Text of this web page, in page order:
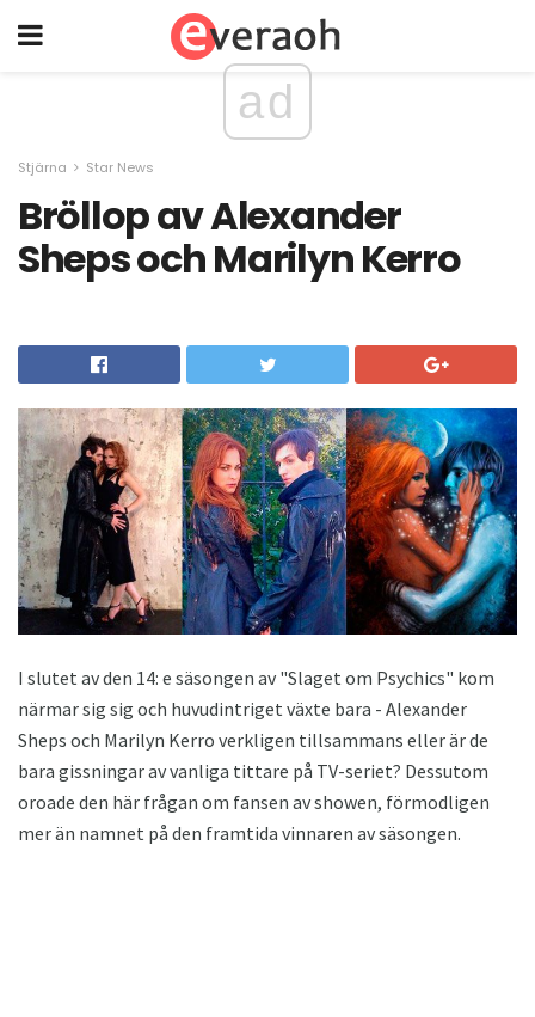
ad
Stjärna Star News
Bröllop av Alexander
Sheps och Marilyn Kerro
I slutet av den 14: e säsongen av "Slaget om Psychics" kom
närmar sig sig och huvudintriget växte bara - Alexander
Sheps och Marilyn Kerro verkligen tillsammans eller är de
bara gissningar av vanliga tittare på TV-seriet? Dessutom
oroade den här frågan om fansen av showen, förmodligen
mer än namnet på den framtida vinnaren av säsongen.